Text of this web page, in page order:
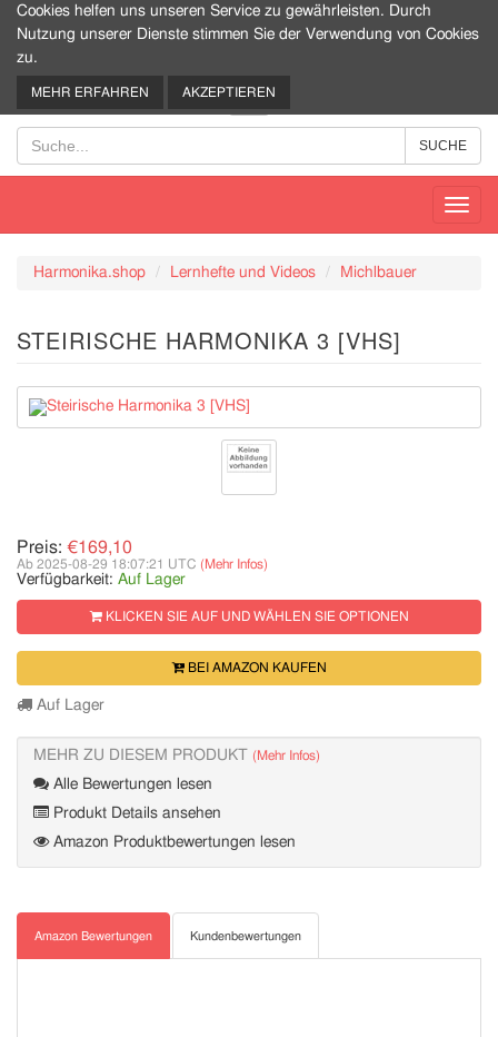
0
Harmonika.shop Lernhefte und Videos Michlbauer
STEIRISCHE HARMONIKA 3 [VHS]
Preis: €169,10
Ab 2025-08-29 18:07:21 UTC (Mehr Infos)
Verfügbarkeit: Auf Lager
KLICKEN SIE AUF UND WÄHLEN SIE OPTIONEN
BEI AMAZON KAUFEN
Auf Lager
MEHR ZU DIESEM PRODUKT (Mehr Infos)
Alle Bewertungen lesen
Produkt Details ansehen
Amazon Produktbewertungen lesen
Amazon Bewertungen Kundenbewertungen
Cookies helfen uns unseren Service zu gewährleisten. Durch
Nutzung unserer Dienste stimmen Sie der Verwendung von Cookies
zu.
MEHR ERFAHREN AKZEPTIEREN